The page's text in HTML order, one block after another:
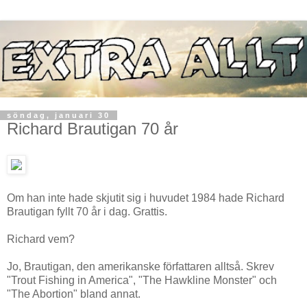
söndag, januari 30
Richard Brautigan 70 år
Om han inte hade skjutit sig i huvudet 1984 hade Richard
Brautigan fyllt 70 år i dag. Grattis.
Richard vem?
Jo, Brautigan, den amerikanske författaren alltså. Skrev
"Trout Fishing in America", "The Hawkline Monster" och
"The Abortion" bland annat.